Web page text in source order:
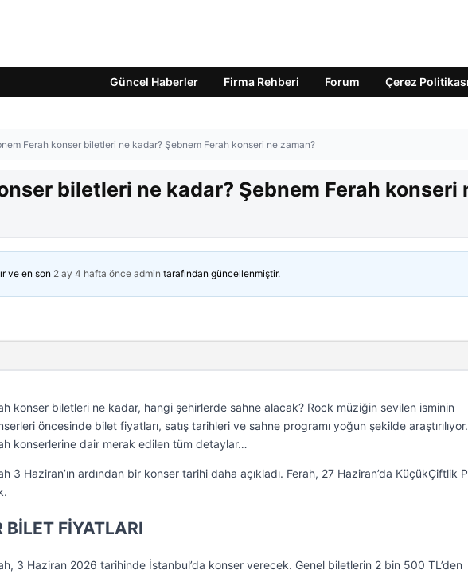
Güncel Haberler Firma Rehberi Forum Çerez Politikası
Ferah konser biletleri ne kadar? Şebnem Ferah konseri ne zaman?
biletleri ne kadar? Şebnem Ferah konseri
ve en son 2 ay 4 hafta önce admin tarafından güncellenmiştir.
konser biletleri ne kadar, hangi şehirlerde sahne alacak? Rock müziğin sevilen isminin
öncesinde bilet fiyatları, satış tarihleri ve sahne programı yoğun şekilde
konserlerine dair merak edilen tüm detaylar…
3 Haziran’ın ardından bir konser tarihi daha açıkladı. Ferah, 27 Haziran’da KüçükÇiftlik
BİLET FİYATLARI
3 Haziran 2026 tarihinde İstanbul’da konser verecek. Genel biletlerin 2 bin 500 TL’den